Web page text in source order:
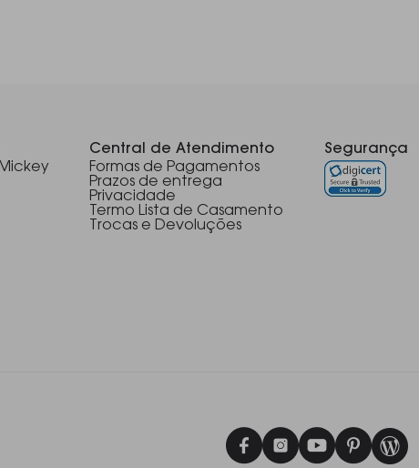
Central de Atendimento
Formas de Pagamentos
Prazos de entrega
Privacidade
Termo Lista de Casamento
Trocas e Devoluções
Segurança